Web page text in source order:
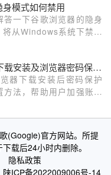
模式如何禁用
答一下谷歌浏览器的隐身
从Windows系统下禁用
Google浏览器下载安装及浏览器密码保护功能设置
器下载安装后密码保护
法，帮助用户加强账号
(Google)官方网站。所提
载后24小时内删除。
隐私政策
陕ICP备2022009006号-14